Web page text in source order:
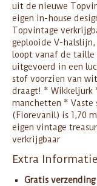
uit de nieuwe
eigen in-house
Topvintage
geplooide V-
loopt vanaf de taille
uitgevoerd in een
stof voorzien van
draagt! * Wikkeljurk
manchetten * Vaste
(Fiorevanil) is 1,70
eigen vintage
verkrijgbaar
Extra
Gratis verzending